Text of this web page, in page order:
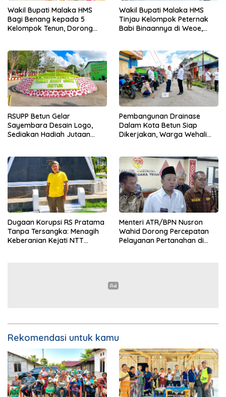
Wakil Bupati Malaka HMS
Bagi Benang kepada 5
Kelompok Tenun, Dorong
Wakil Bupati Malaka HMS
Tinjau Kelompok Peternak
Babi Binaannya di Weoe,
RSUPP Betun Gelar
Sayembara Desain Logo,
Sediakan Hadiah Jutaan
Pembangunan Drainase
Dalam Kota Betun Siap
Dikerjakan, Warga Wehali
Dugaan Korupsi RS Pratama
Tanpa Tersangka: Menagih
Keberanian Kejati NTT
Menteri ATR/BPN Nusron
Wahid Dorong Percepatan
Pelayanan Pertanahan di
Rekomendasi untuk kamu